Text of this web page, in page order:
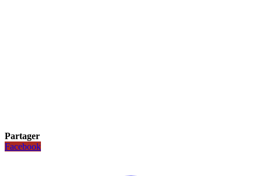
Partager
Facebook